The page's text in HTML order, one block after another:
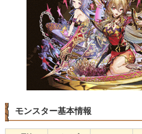
モンスター基本情報